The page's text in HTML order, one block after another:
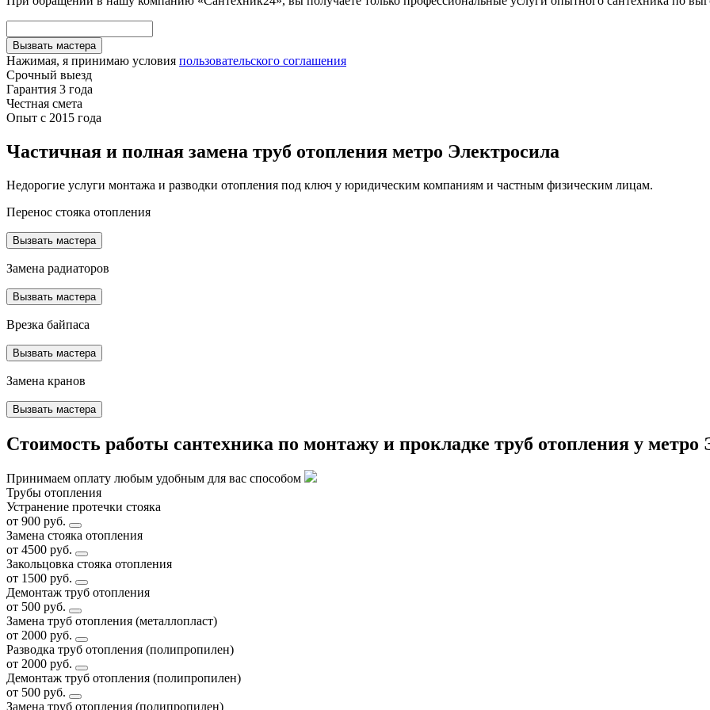
Вызвать мастера
Нажимая, я принимаю условия пользовательского соглашения
Срочный выезд
Гарантия 3 года
Честная смета
Опыт с 2015 года
Частичная и полная замена труб отопления метро Электросила
Недорогие услуги монтажа и разводки отопления под ключ у юридическим компаниям и частным физическим лицам.
Перенос стояка отопления
Вызвать мастера
Замена радиаторов
Вызвать мастера
Врезка байпаса
Вызвать мастера
Замена кранов
Вызвать мастера
Стоимость работы сантехника по монтажу и прокладке труб отопления у метро
Принимаем оплату любым удобным для вас способом
Трубы отопления
Устранение протечки стояка
от 900 руб.
Замена стояка отопления
от 4500 руб.
Закольцовка стояка отопления
от 1500 руб.
Демонтаж труб отопления
от 500 руб.
Замена труб отопления (металлопласт)
от 2000 руб.
Разводка труб отопления (полипропилен)
от 2000 руб.
Демонтаж труб отопления (полипропилен)
от 500 руб.
Замена труб отопления (полипропилен)